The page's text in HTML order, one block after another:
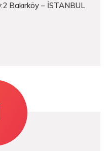
Bakırköy – İSTANBUL